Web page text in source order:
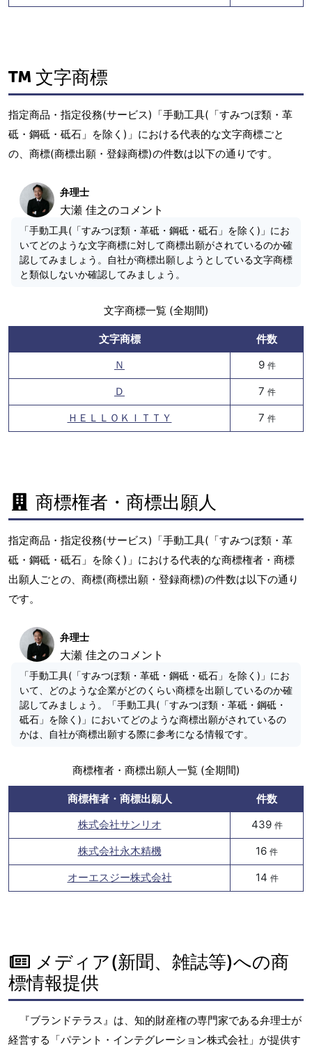
文字商標
指定商品・指定役務(サービス)「手動工具(「すみつぼ類・革
砥・鋼砥・砥石」を除く)」における代表的な文字商標ごと
の、商標(商標出願・登録商標)の件数は以下の通りです。
弁理士
大瀬 佳之のコメント
「手動工具(「すみつぼ類・革砥・鋼砥・砥石」を除く)」にお
いてどのような文字商標に対して商標出願がされているのか確
認してみましょう。自社が商標出願しようとしている文字商標
と類似しないか確認してみましょう。
文字商標一覧 (全期間)
文字商標
件数
Ｎ
9 件
Ｄ 7 件
ＨＥＬＬＯＫＩＴＴＹ 7 件
商標権者・商標出願人
指定商品・指定役務(サービス)「手動工具(「すみつぼ類・革
砥・鋼砥・砥石」を除く)」における代表的な商標権者・商標
出願人ごとの、商標(商標出願・登録商標)の件数は以下の通り
です。
弁理士
大瀬 佳之のコメント
「手動工具(「すみつぼ類・革砥・鋼砥・砥石」を除く)」にお
いて、どのような企業がどのくらい商標を出願しているのか確
認してみましょう。「手動工具(「すみつぼ類・革砥・鋼砥・
砥石」を除く)」においてどのような商標出願がされているの
かは、自社が商標出願する際に参考になる情報です。
商標権者・商標出願人一覧 (全期間)
商標権者・商標出願人
件数
株式会社サンリオ
439 件
株式会社永木精機 16 件
オーエスジー株式会社 14 件
メディア(新聞、雑誌等)への商
標情報提供
『ブランドテラス』は、知的財産権の専門家である弁理士が
経営する「パテント・インテグレーション株式会社」が提供す